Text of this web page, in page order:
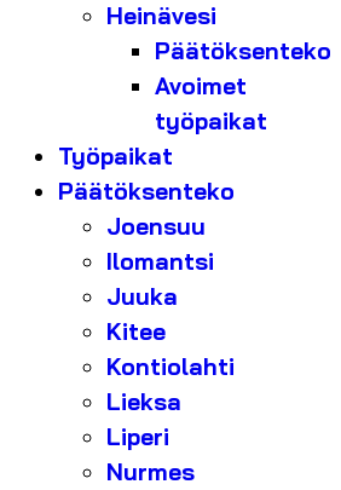
Heinävesi
Päätöksenteko
Avoimet
työpaikat
Työpaikat
Päätöksenteko
Joensuu
Ilomantsi
Juuka
Kitee
Kontiolahti
Lieksa
Liperi
Nurmes